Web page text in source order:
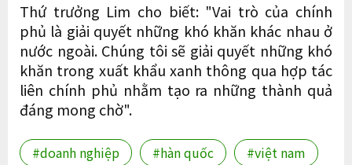
Thứ trưởng Lim cho biết: "Vai trò của chính
phủ là giải quyết những khó khăn khác nhau ở
nước ngoài. Chúng tôi sẽ giải quyết những khó
khăn trong xuất khẩu xanh thông qua hợp tác
liên chính phủ nhằm tạo ra những thành quả
đáng mong chờ".
#doanh nghiệp #hàn quốc
#việt nam